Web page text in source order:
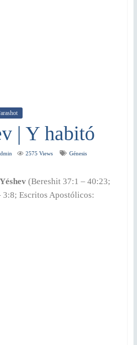
| Y habitó
2575 Views Génesis
(Bereshit 37:1 – 40:23;
3:8; Escritos Apostólicos: